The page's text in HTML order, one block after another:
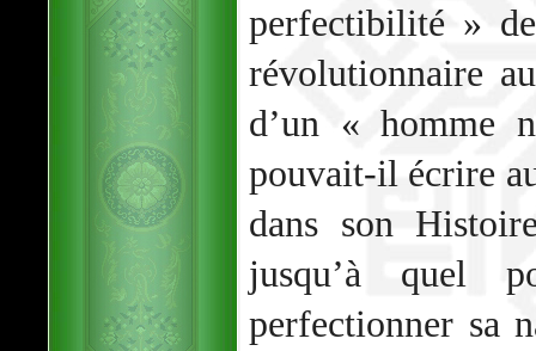
perfectibilité »
révolutionnaire
d’un « homme
pouvait-il écrire
dans son
jusqu’à quel
perfectionner sa